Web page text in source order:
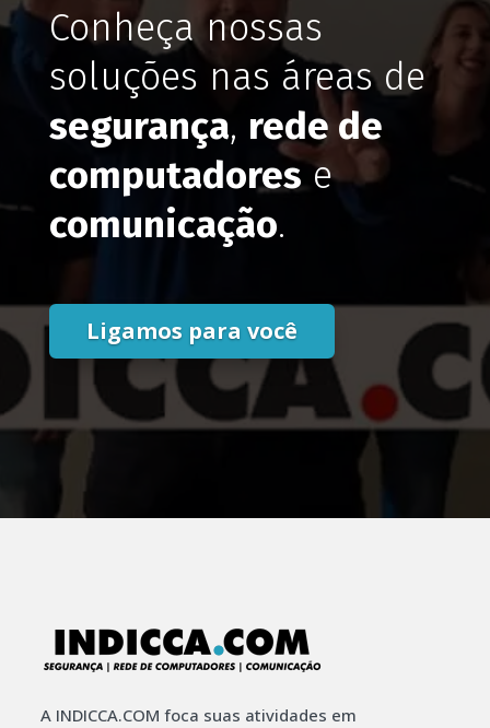
Conheça nossas
soluções nas áreas de
segurança, rede de
computadorese
comunicação.
Ligamos para você
A INDICCA.COM foca suas atividades em